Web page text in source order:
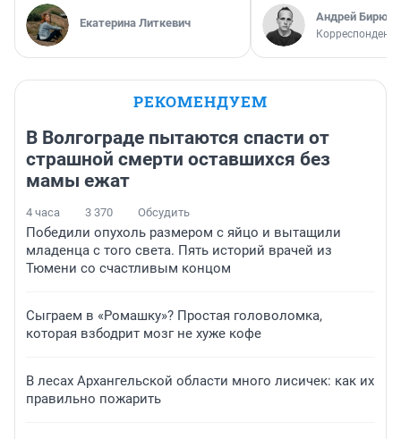
Екатерина Литкевич Андрей
Корреспондент
РЕКОМЕНДУЕМ
В Волгограде пытаются спасти от
страшной смерти оставшихся без
мамы ежат
4 часа 3 370 Обсудить
Победили опухоль размером с яйцо и вытащили
младенца с того света. Пять историй врачей из
Тюмени со счастливым концом
Сыграем в «Ромашку»? Простая головоломка,
которая взбодрит мозг не хуже кофе
В лесах Архангельской области много лисичек: как их
правильно пожарить